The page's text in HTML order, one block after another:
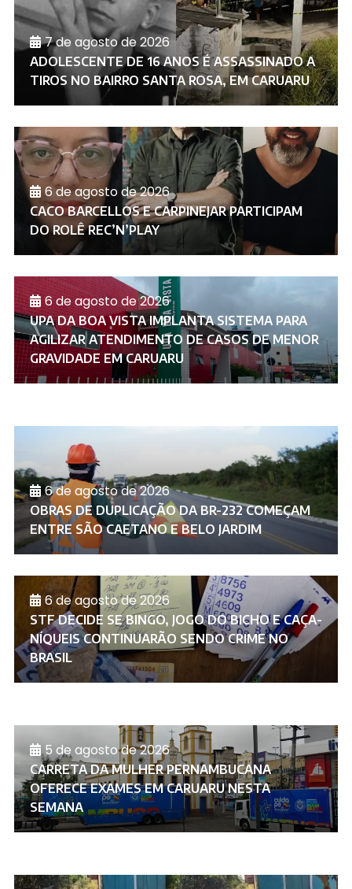
7 de agosto de 2026
ADOLESCENTE DE 16 ANOS É ASSASSINADO A
TIROS NO BAIRRO SANTA ROSA, EM CARUARU
6 de agosto de 2026
CACO BARCELLOS E CARPINEJAR PARTICIPAM
DO ROLÊ REC’N’PLAY
6 de agosto de 2026
UPA DA BOA VISTA IMPLANTA SISTEMA PARA
AGILIZAR ATENDIMENTO DE CASOS DE MENOR
GRAVIDADE EM CARUARU
6 de agosto de 2026
OBRAS DE DUPLICAÇÃO DA BR-232 COMEÇAM
ENTRE SÃO CAETANO E BELO JARDIM
6 de agosto de 2026
STF DECIDE SE BINGO, JOGO DO BICHO E CAÇA-
NÍQUEIS CONTINUARÃO SENDO CRIME NO
BRASIL
5 de agosto de 2026
CARRETA DA MULHER PERNAMBUCANA
OFERECE EXAMES EM CARUARU NESTA
SEMANA